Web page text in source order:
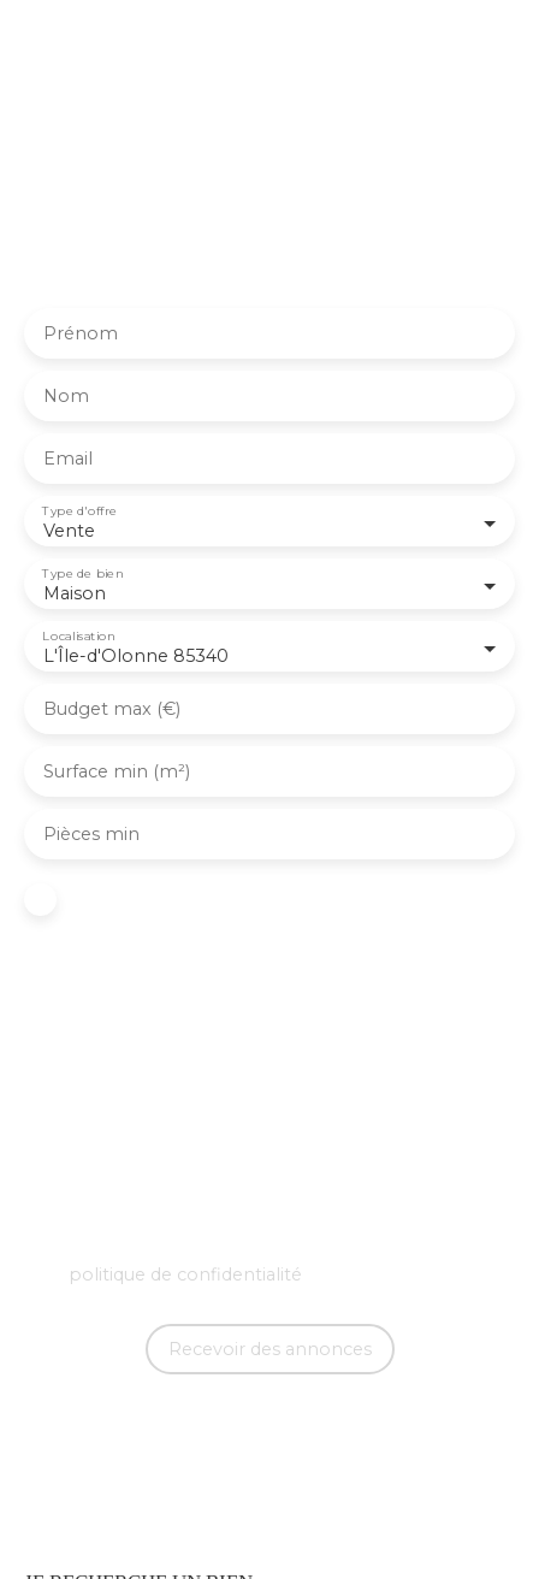
Prénom
Nom
Email
Vente
Type d'offre
Maison
Type de bien
L'Île-d'Olonne 85340
Localisation
Budget max (€)
Surface min (m²)
Pièces min
politique de confidentialité
Recevoir des annonces